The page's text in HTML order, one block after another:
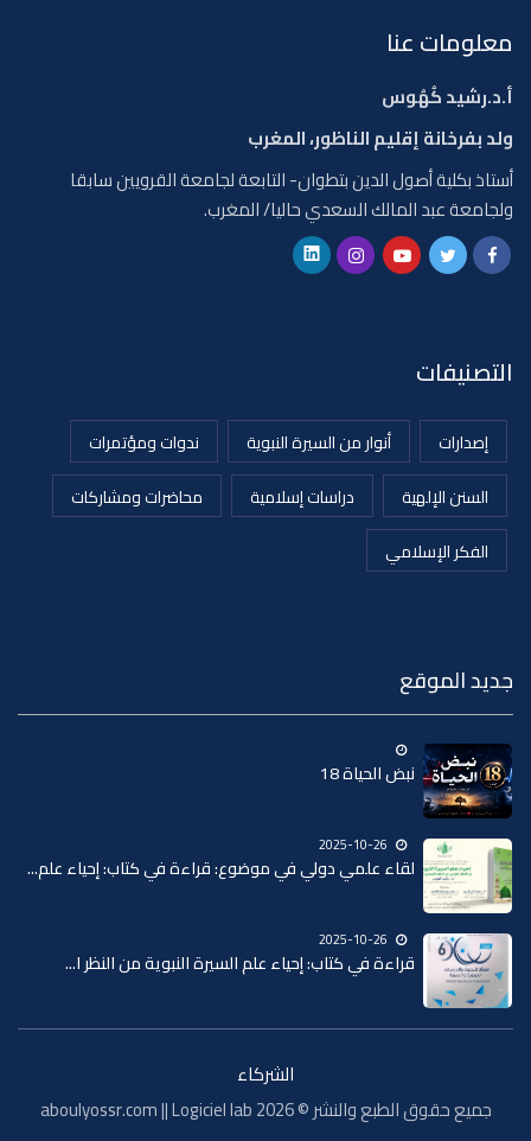
معلومات عنا
أ.د.رشيد كُهُوس
ولد بفرخانة إقليم الناظور، المغرب
أستاذ بكلية أصول الدين بتطوان- التابعة لجامعة القرويين سابقا
ولجامعة عبد المالك السعدي حاليا/ المغرب.
التصنيفات
إصدارات أنوار من السيرة النبوية
ندوات ومؤتمرات
السنن الإلهية
دراسات إسلامية
محاضرات ومشاركات
الفكر الإسلامي
جديد الموقع
نبض الحياة 18
2025-10-26
لقاء علمي دولي في موضوع: قراءة في كتاب: إحياء علم...
2025-10-26
قراءة في كتاب: إحياء علم السيرة النبوية من النظر ا...
الشركاء
جميع حقوق الطبع والنشر © 2026 aboulyossr.com || Logiciel lab